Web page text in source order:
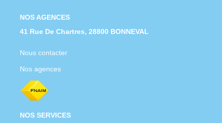
NOS AGENCES
41 Rue De Chartres, 28800 BONNEVAL
Nous contacter
Nos agences
NOS SERVICES